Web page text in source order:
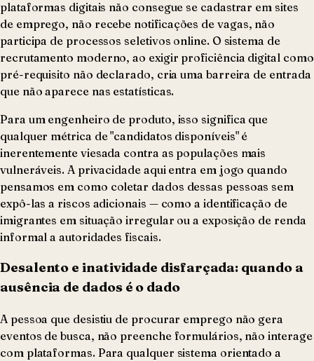
plataformas digitais não consegue se cadastrar em sites
de emprego, não recebe notificações de vagas, não
participa de processos seletivos online. O sistema de
recrutamento moderno, ao exigir proficiência digital como
pré-requisito não declarado, cria uma barreira de entrada
que não aparece nas estatísticas.
Para um engenheiro de produto, isso significa que
qualquer métrica de "candidatos disponíveis" é
inerentemente viesada contra as populações mais
vulneráveis. A privacidade aqui entra em jogo quando
pensamos em como coletar dados dessas pessoas sem
expô-las a riscos adicionais — como a identificação de
imigrantes em situação irregular ou a exposição de renda
informal a autoridades fiscais.
Desalento e inatividade disfarçada: quando a
ausência de dados é o dado
A pessoa que desistiu de procurar emprego não gera
eventos de busca, não preenche formulários, não interage
com plataformas. Para qualquer sistema orientado a